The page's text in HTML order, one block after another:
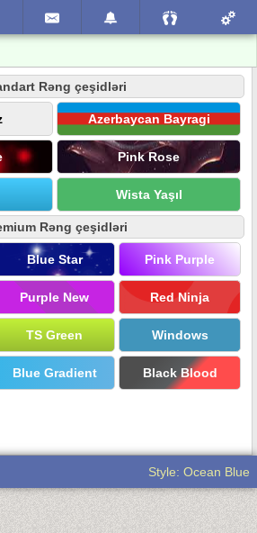
Rəng çeşidləri
Azerbaycan Bayragi
Pink Rose
Wista Yaşıl
Rəng çeşidləri
Blue Star Pink Purple
Purple New Red Ninja
TS Green Windows
Blue Gradient Black Blood
Style: Ocean Blue